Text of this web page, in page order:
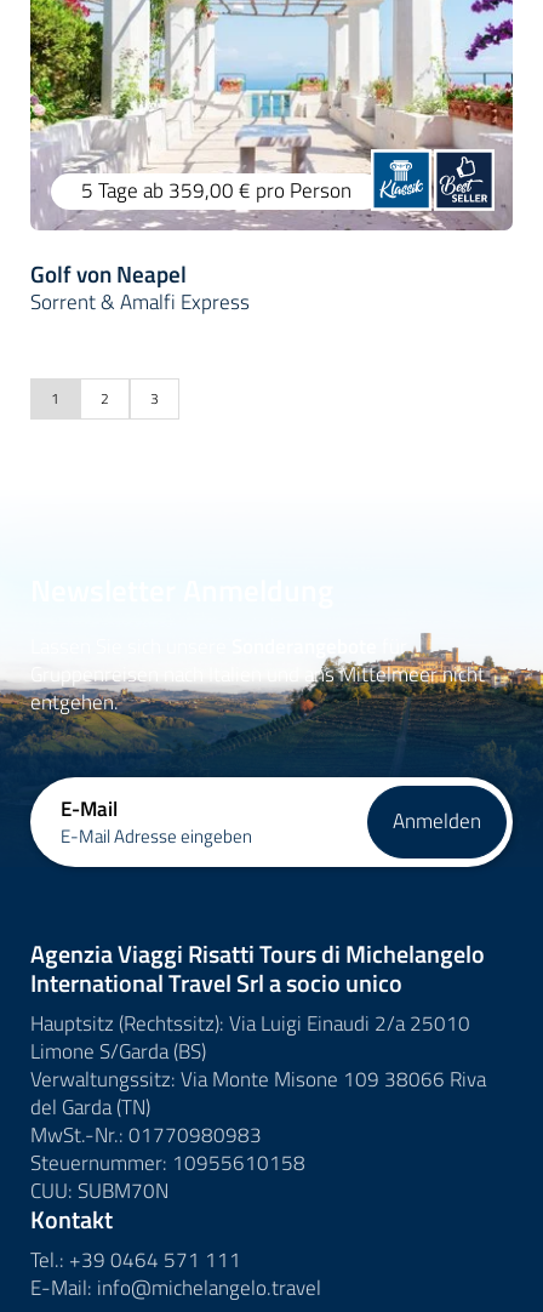
5 Tageab 359,00 € pro Person
Golf von Neapel
Sorrent & Amalfi Express
1 2 3
für
Gruppenreisen nach Italien und ans Mittelmeer nicht
entgehen.
E-Mail
E-Mail Adresse eingeben Anmelden
Agenzia Viaggi Risatti Tours di Michelangelo
International Travel Srl a socio unico
Hauptsitz (Rechtssitz): Via Luigi Einaudi 2/a 25010
Limone S/Garda (BS)
Verwaltungssitz: Via Monte Misone 109 38066 Riva
del Garda (TN)
MwSt.-Nr.: 01770980983
Steuernummer: 10955610158
CUU: SUBM70N
Kontakt
Tel.: +39 0464 571 111
E-Mail: info@michelangelo.travel